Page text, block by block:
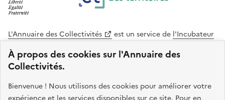
À propos des cookies sur l'Annuaire des
Collectivités.
Bienvenue ! Nous utilisons des cookies pour améliorer votre
L'Annuaire des Collectivités est un service de l'Incubateur
des Territoires
Cohésion des Territoires
. Le code source de ce site web
est disponible en licence libre. Le design de ce site est conçu
avec le système de design de l’État.